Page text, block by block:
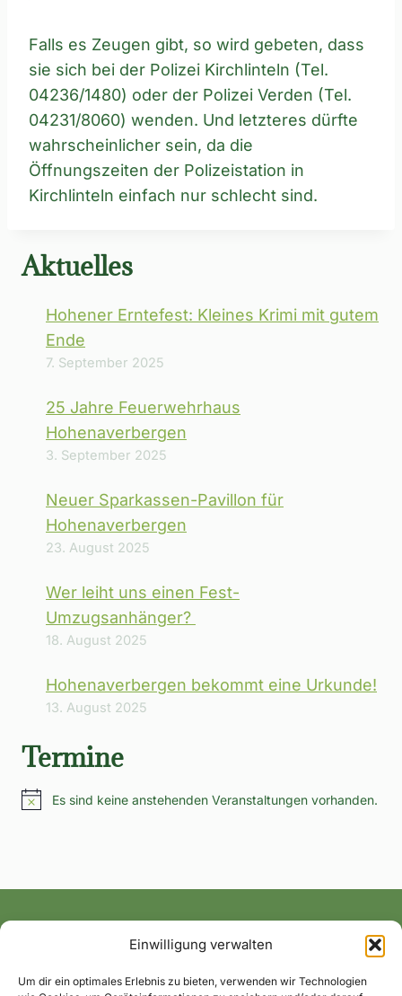
Einwilligung verwalten
Um dir ein optimales Erlebnis zu bieten, verwenden wir Technologien
Falls es Zeugen gibt, so wird gebeten, dass
sie sich bei der Polizei Kirchlinteln (Tel.
04236/1480) oder der Polizei Verden (Tel.
04231/8060) wenden. Und letzteres dürfte
wahrscheinlicher sein, da die
Öffnungszeiten der Polizeistation in
Kirchlinteln einfach nur schlecht sind.
Aktuelles
Hohener Erntefest: Kleines Krimi mit gutem
Ende
7. September 2025
25 Jahre Feuerwehrhaus
Hohenaverbergen
3. September 2025
Neuer Sparkassen-Pavillon für
Hohenaverbergen
23. August 2025
Wer leiht uns einen Fest-
Umzugsanhänger?
18. August 2025
Hohenaverbergen bekommt eine Urkunde!
13. August 2025
Termine
HinweisEs sind keine anstehenden Veranstaltungen vorhanden.
Alle News und Termine ins Postfach!